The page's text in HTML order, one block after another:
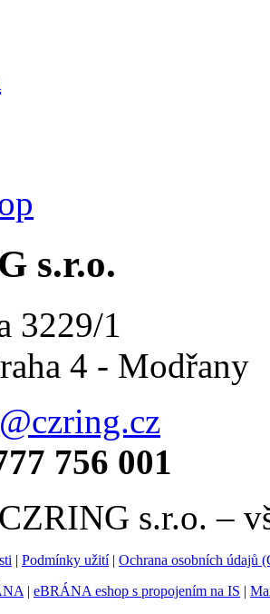
s.r.o.
3229/1
4 - Modřany
756 001
s.r.o. –
| Podmínky užití| Ochrana osobních údajů
| eBRÁNA eshop s propojením na IS |